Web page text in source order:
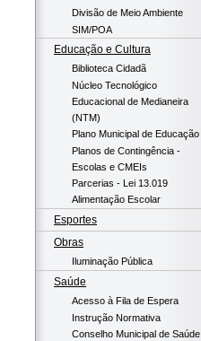
Divisão de Meio Ambiente
SIM/POA
Educação e Cultura
Biblioteca Cidadã
Núcleo Tecnológico
Educacional de Medianeira
(NTM)
Plano Municipal de Educação
Planos de Contingência -
Escolas e CMEIs
Parcerias - Lei 13.019
Alimentação Escolar
Esportes
Obras
Iluminação Pública
Saúde
Acesso à Fila de Espera
Instrução Normativa
Conselho Municipal de Saúde